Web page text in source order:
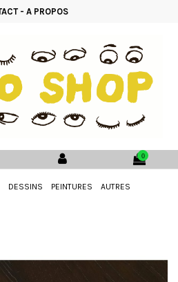
- A PROPOS
0
DESSINS PEINTURES AUTRES